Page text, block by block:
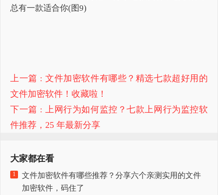
上一篇 : 文件加密软件有哪些？精选七款超好用的
文件加密软件！收藏啦！
下一篇 : 上网行为如何监控？七款上网行为监控软
件推荐，25 年最新分享​
大家都在看
1
文件加密软件有哪些推荐？分享六个亲测实用的文件
加密软件，码住了